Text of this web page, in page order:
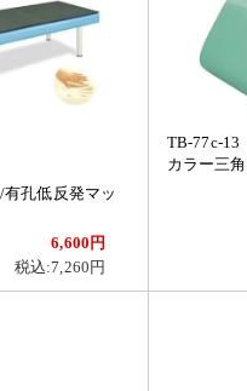
孔低反発マッ
6,600円
税込:7,260円
TB-77c-13
カラー三